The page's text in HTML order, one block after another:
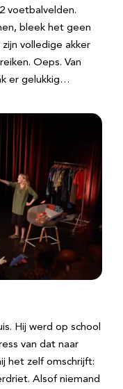
voetbalvelden.
bleek het geen
volledige akker
Oeps. Van
er gelukkig…
Hij werd op school
van dat naar
het zelf omschrijft:
Alsof niemand